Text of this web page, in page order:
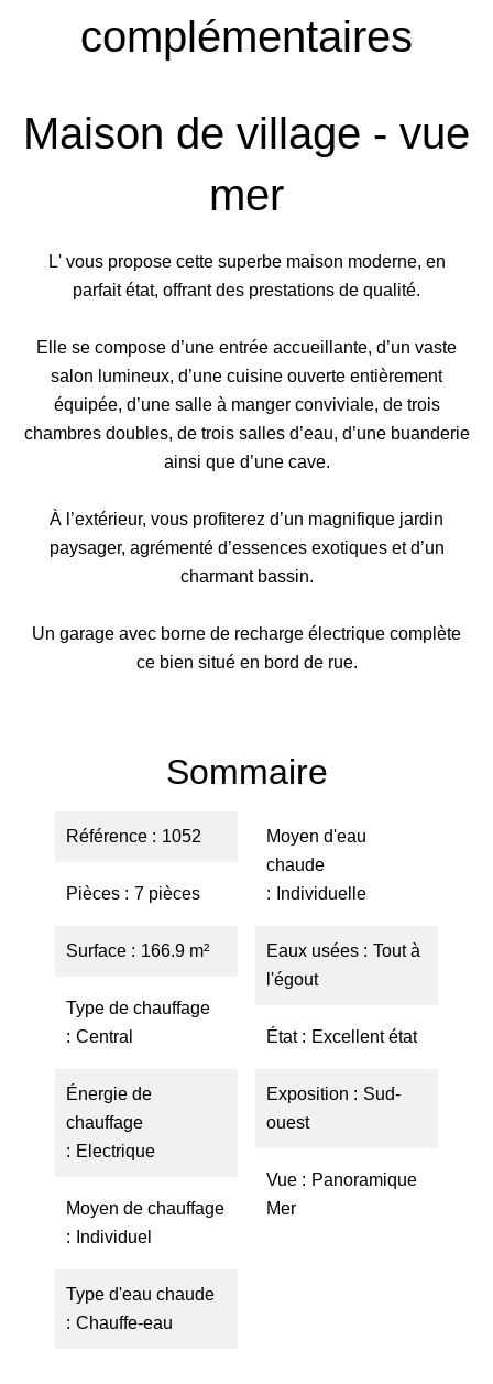
complémentaires
Maison de village - vue
mer
L' vous propose cette superbe maison moderne, en
parfait état, offrant des prestations de qualité.
Elle se compose d’une entrée accueillante, d’un vaste
salon lumineux, d’une cuisine ouverte entièrement
équipée, d’une salle à manger conviviale, de trois
chambres doubles, de trois salles d’eau, d’une buanderie
ainsi que d’une cave.
À l’extérieur, vous profiterez d’un magnifique jardin
paysager, agrémenté d’essences exotiques et d’un
charmant bassin.
Un garage avec borne de recharge électrique complète
ce bien situé en bord de rue.
Sommaire
Référence 1052
Pièces 7 pièces
Surface 166.9 m²
Type de chauffage
Central
Énergie de
chauffage
Electrique
Moyen de chauffage
Individuel
Type d'eau chaude
Chauffe-eau
Moyen d'eau
chaude
Individuelle
Eaux usées
Tout à
l'égout
État Excellent état
Exposition
Sud-
ouest
Vue
Panoramique
Mer